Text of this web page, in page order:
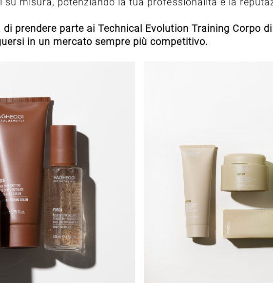
di prendere parte ai Technical Evolution Training Corpo
in un mercato sempre più competitivo.